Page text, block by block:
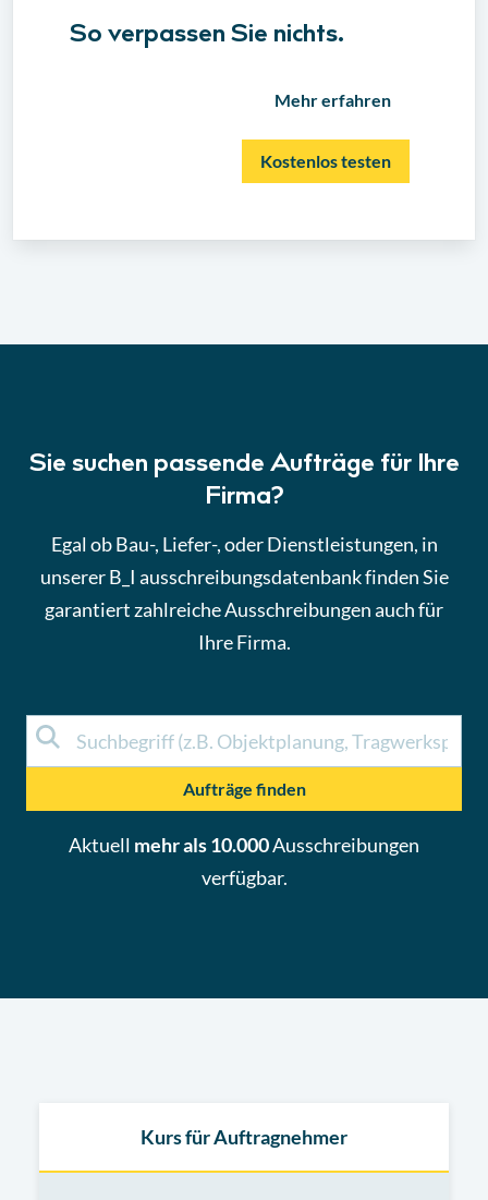
So verpassen Sie nichts.
Mehr erfahren
Kostenlos testen
Sie suchen passende Aufträge für Ihre
Firma?
Egal ob Bau-, Liefer-, oder Dienstleistungen, in
unserer B_I ausschreibungsdatenbank finden Sie
garantiert zahlreiche Ausschreibungen auch für
Ihre Firma.
Aufträge finden
Aktuell mehr als 10.000Ausschreibungen
verfügbar.
Kurs für Auftragnehmer